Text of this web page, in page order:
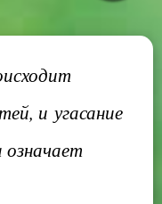
и угасание
означает